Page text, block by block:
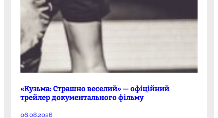
«Кузьма: Страшно веселий» — офіційний
трейлер документального фільму
06.08.2026